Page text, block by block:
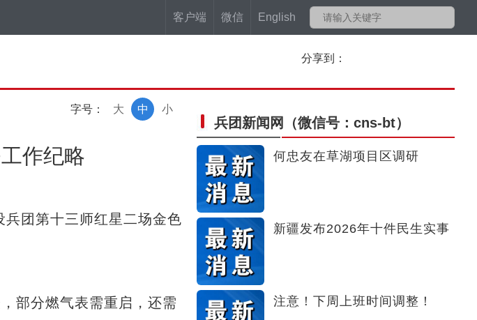
客户端 微信 English
分享到：
字号： 小
中
大
作纪略
团第十三师红星二场金色
分燃气表需重启，还需
兵团新闻网 （微信号：cns-bt）
何忠友在草湖项目区调研
新疆发布2026年十件民生实事
注意！下周上班时间调整！